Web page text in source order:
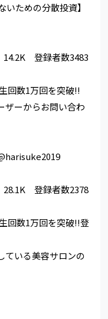
ための分散投資】
登録者数3483
回数1万回を突破!!
ザーからお問い合わ
登録者数2378
回数1万回を突破!!登
ている美容サロンの